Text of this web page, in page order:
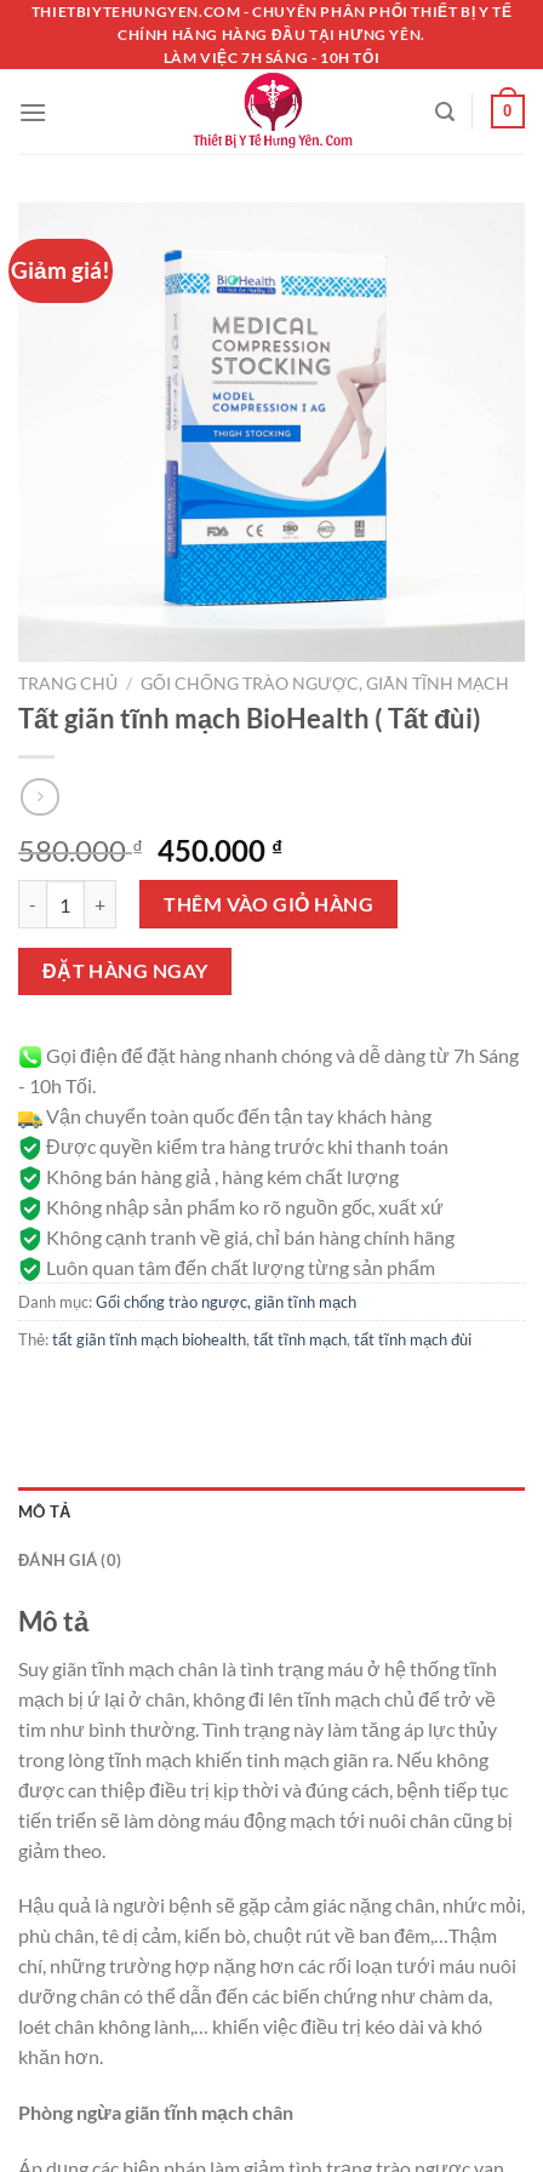
Chuyển
nội
dung
THIETBIYTEHUNGYEN.COM - CHUYÊN PHÂN PHỐI THIẾT BỊ Y TẾ
CHÍNH HÃNG HÀNG ĐẦU TẠI HƯNG YÊN.
LÀM VIỆC 7H SÁNG - 10H TỐI
0
Giảm giá!
TRANG CHỦ / GỐI CHỐNG TRÀO NGƯỢC, GIÃN TĨNH MẠCH
Tất giãn tĩnh mạch BioHealth ( Tất đùi)
580.000₫ Giá
gốc
là:
580.000 ₫.
450.000 ₫Giá
hiện
tại
là:
Tất giãn tĩnh mạch BioHealth ( Tất đùi) số lượng
THÊM VÀO GIỎ HÀNG
ĐẶT HÀNG NGAY
Gọi điện để đặt hàng nhanh chóng và dễ dàng từ 7h Sáng
- 10h Tối.
Vận chuyển toàn quốc đến tận tay khách hàng
Được quyền kiểm tra hàng trước khi thanh toán
Không bán hàng giả , hàng kém chất lượng
Không nhập sản phẩm ko rõ nguồn gốc, xuất xứ
Không cạnh tranh về giá, chỉ bán hàng chính hãng
Luôn quan tâm đến chất lượng từng sản phẩm
Danh mục:Gối chống trào ngược, giãn tĩnh mạch
Thẻ:tất giãn tĩnh mạch biohealth, tất tĩnh mạch, tất tĩnh mạch đùi
MÔ TẢ
ĐÁNH GIÁ (0)
Mô tả
Suy giãn tĩnh mạch chân là tình trạng máu ở hệ thống tĩnh
mạch bị ứ lại ở chân, không đi lên tĩnh mạch chủ để trở về
tim như bình thường. Tình trạng này làm tăng áp lực thủy
trong lòng tĩnh mạch khiến tinh mạch giãn ra. Nếu không
được can thiệp điều trị kịp thời và đúng cách, bệnh tiếp tục
tiến triển sẽ làm dòng máu động mạch tới nuôi chân cũng bị
giảm theo.
Hậu quả là người bệnh sẽ gặp cảm giác nặng chân, nhức mỏi,
phù chân, tê dị cảm, kiến bò, chuột rút về ban đêm,…Thậm
chí, những trường hợp nặng hơn các rối loạn tưới máu nuôi
dưỡng chân có thể dẫn đến các biến chứng như chàm da,
loét chân không lành,… khiến việc điều trị kéo dài và khó
khăn hơn.
Phòng ngừa giãn tĩnh mạch chân